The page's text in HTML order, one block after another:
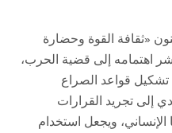
«ثقافة القوة وحضارة
عشر اهتمامه إلى قضية الحرب،
تشكيل قواعد الصراع
إلى تجريد القرارات
الإنساني، ويجعل استخدام